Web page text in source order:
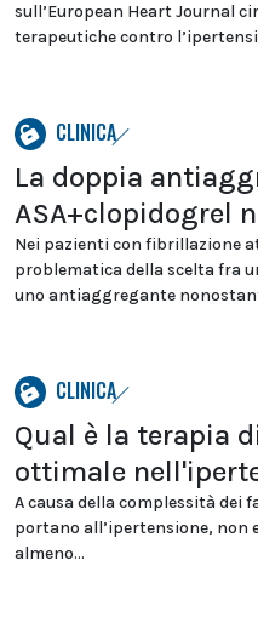
sull’European Heart Journal
terapeutiche contro
CLINICA
La doppia
ASA+clopidogrel
Nei pazienti con fibrillazione
problematica della scelta fra
uno antiaggregante
CLINICA
Qual è la terapia
ottimale
A causa della complessità
portano all’ipertensione, non
almeno...